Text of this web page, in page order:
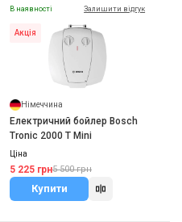
В наявності Залишити відгук
Акція
Німеччина
Електричний бойлер Bosch
Tronic 2000 T Mini
Ціна
5 225 грн5 500 грн
Купити